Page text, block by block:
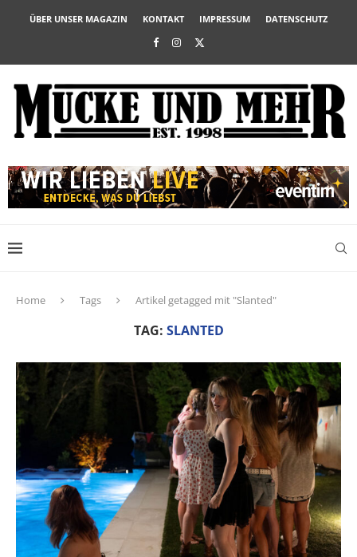
ÜBER UNSER MAGAZIN KONTAKT IMPRESSUM DATENSCHUTZ
Home Tags Artikel getagged mit "Slanted"
TAG: SLANTED